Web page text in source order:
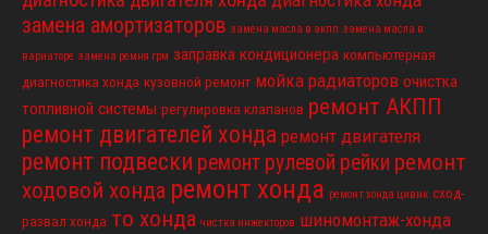
замена амортизаторов замена масла в акпп замена масла в
вариаторе замена ремня грм заправка кондиционера компьютерная
диагностика хонда кузовной ремонт мойка радиаторов очистка
топливной системы регулировка клапанов ремонт АКПП
ремонт двигателей хонда ремонт двигателя
ремонт подвески ремонт рулевой рейки ремонт
ходовой хонда ремонт хонда ремонт хонда цивик сход-
развал хонда то хонда чистка инжекторов шиномонтаж-хонда